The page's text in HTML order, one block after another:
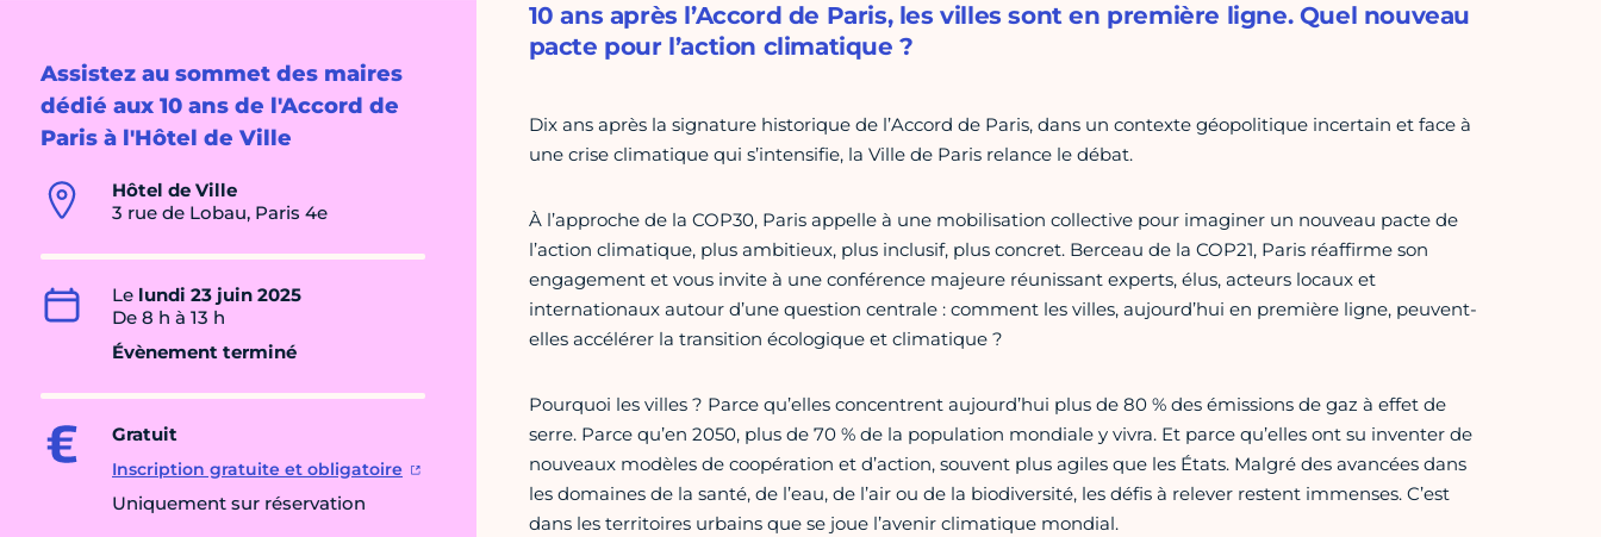
Assistez au sommet des maires
dédié aux 10 ans de l'Accord de
Paris à l'Hôtel de Ville
Hôtel de Ville
3 rue de Lobau, Paris 4e
Le lundi 23 juin 2025
De 8 h à 13 h
Évènement terminé
Gratuit
Inscription gratuite et obligatoire
Uniquement sur réservation
10 ans après l’Accord de Paris, les villes sont en première ligne. Quel nouveau
pacte pour l’action climatique ?
Dix ans après la signature historique de l’Accord de Paris, dans un contexte géopolitique incertain et face à
une crise climatique qui s’intensifie, la Ville de Paris relance le débat.
À l’approche de la COP30, Paris appelle à une mobilisation collective pour imaginer un nouveau pacte de
l’action climatique, plus ambitieux, plus inclusif, plus concret. Berceau de la COP21, Paris réaffirme son
engagement et vous invite à une conférence majeure réunissant experts, élus, acteurs locaux et
internationaux autour d’une question centrale : comment les villes, aujourd’hui en première ligne, peuvent-
elles accélérer la transition écologique et climatique ?
Pourquoi les villes ? Parce qu’elles concentrent aujourd’hui plus de 80 % des émissions de gaz à effet de
serre. Parce qu’en 2050, plus de 70 % de la population mondiale y vivra. Et parce qu’elles ont su inventer de
nouveaux modèles de coopération et d’action, souvent plus agiles que les États. Malgré des avancées dans
les domaines de la santé, de l’eau, de l’air ou de la biodiversité, les défis à relever restent immenses. C’est
dans les territoires urbains que se joue l’avenir climatique mondial.